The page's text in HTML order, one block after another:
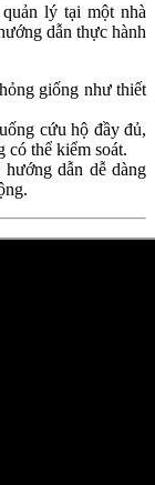
lý tại một nhà
dẫn thực hành
giống như thiết
cứu hộ đầy đủ,
có thể kiểm soát.
dẫn dễ dàng